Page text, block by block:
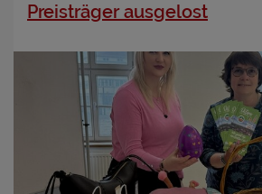
Preisträger ausgelost